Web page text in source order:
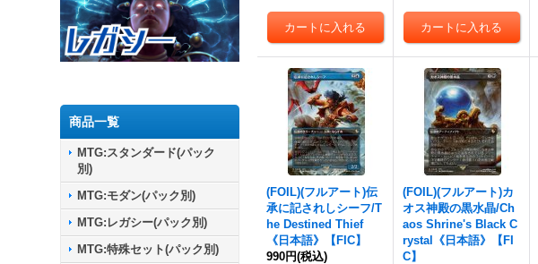
商品一覧
MTG:スタンダード(パック
別)
MTG:モダン(パック別)
MTG:レガシー(パック別)
MTG:特殊セット(パック別)
(FOIL)(フルアート)伝
承に記されしシーフ/T
he Destined Thief
《日本語》【FIC】
990円(税込)
(FOIL)(フルアート)カ
オス神殿の黒水晶/Ch
aos Shrine's Black C
rystal《日本語》【FI
C】